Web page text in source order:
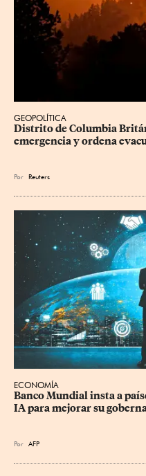
GEOPOLÍTICA
Distrito de Columbia
emergencia y ordena
Por Reuters
ECONOMÍA
Banco Mundial insta a
IA para mejorar su
Por AFP